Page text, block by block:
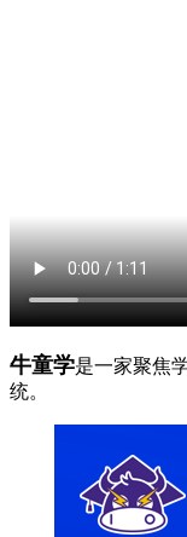
牛童学是一家聚焦
统。